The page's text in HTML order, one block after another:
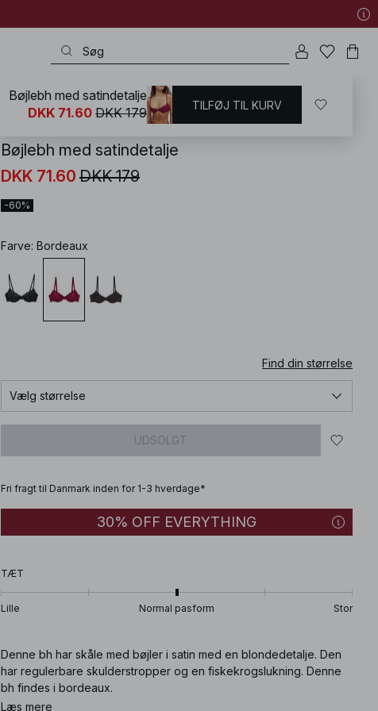
NA-KD / Undertøj / Bh'er / Blonde-BH
Bøjlebh med satindetalje
DKK 71.60 DKK 179
-60%
Farve: Bordeaux
Find din størrelse
Vælg størrelse
UDSOLGT
Fri fragt til Danmark inden for 1-3 hverdage*
30% OFF EVERYTHING
TÆT
Lille Normal pasform Stor
Denne bh har skåle med bøjler i satin med en blondedetalje. Den
har regulerbare skulderstropper og en fiskekrogslukning. Denne
bh findes i bordeaux.
Læs mere
Bøjlebh med satindetalje
DKK 71.60 DKK 179 TILFØJ TIL KURV